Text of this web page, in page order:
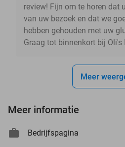
review! Fijn om te horen dat
van uw bezoek en dat we
hebben gehouden met uw
Graag tot binnenkort bij Oli's
Meer
Meer informatie
Bedrijfspagina